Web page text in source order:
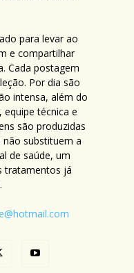
para levar ao
e compartilhar
Cada postagem
Por dia são
intensa, além do
técnica e
são produzidas
substituem a
de saúde, um
tratamentos já